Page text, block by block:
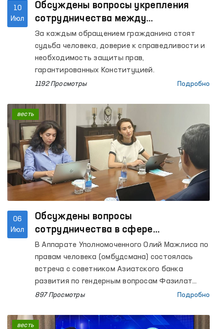
10
Июл
Обсуждены вопросы укрепления
сотрудничества между
Омбудсманом и Конституционным
судом при рассмотрении обращений
граждан
За каждым обращением гражданина стоят
судьба человека, доверие к справедливости и
необходимость защиты прав,
гарантированных Конституцией.
1192 Просмотры Подробно
06
Июл
Обсуждены вопросы
сотрудничества в сфере
противодействия гендерному
насилию
В Аппарате Уполномоченного Олий Мажлиса по
правам человека (омбудсмана) состоялась
встреча с советником Азиатского банка
развития по гендерным вопросам Фазилат
Аллаяровой и национальным исследователем
Махмудовой.
897 Просмотры Подробно
весть
весть